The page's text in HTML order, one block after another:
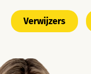
Verwijzers